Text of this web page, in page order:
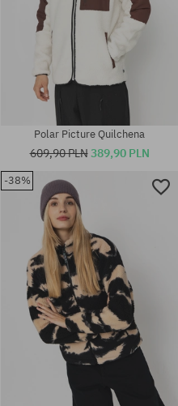
Dostępne rozmiary:
Polar Picture Quilchena
609,90 PLN389,90 PLN
-38%